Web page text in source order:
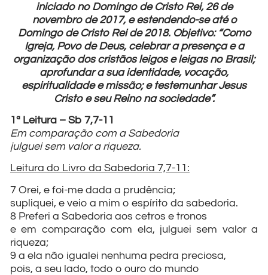
iniciado no Domingo de Cristo Rei, 26 de
novembro de 2017, e estendendo-se até o
Domingo de Cristo Rei de 2018. Objetivo: “Como
Igreja, Povo de Deus, celebrar a presença e a
organização dos cristãos leigos e leigas no Brasil;
aprofundar a sua identidade, vocação,
espiritualidade e missão; e testemunhar Jesus
Cristo e seu Reino na sociedade”.
1ª Leitura – Sb 7,7-11
Em comparação com a Sabedoria
julguei sem valor a riqueza.
Leitura do Livro da Sabedoria 7,7-11:
7 Orei, e foi-me dada a prudência;
supliquei, e veio a mim o espírito da sabedoria.
8 Preferi a Sabedoria aos cetros e tronos
e em comparação com ela, julguei sem valor a
riqueza;
9 a ela não igualei nenhuma pedra preciosa,
pois, a seu lado, todo o ouro do mundo